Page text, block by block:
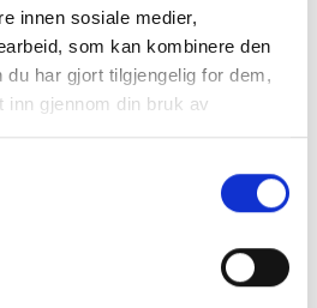
innen sosiale medier,
som kan kombinere den
du har gjort tilgjengelig for dem,
inn gjennom din bruk av
14AH 210CCA Höga varvtal,
är aldrig något problem för de
AGM-batterierna. Det är en